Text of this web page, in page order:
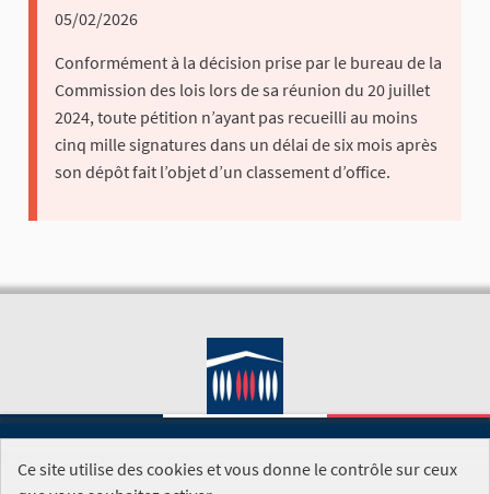
05/02/2026
Conformément à la décision prise par le bureau de la
Commission des lois lors de sa réunion du 20 juillet
2024, toute pétition n’ayant pas recueilli au moins
cinq mille signatures dans un délai de six mois après
son dépôt fait l’objet d’un classement d’office.
SITE DE L'ASSEMBLÉE NATIONALE
Ce site utilise des cookies et vous donne le contrôle sur ceux